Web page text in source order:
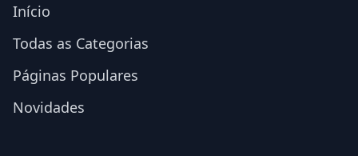
Início
Todas as Categorias
Páginas Populares
Novidades